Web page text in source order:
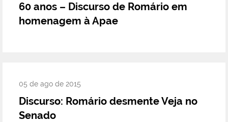
60 anos – Discurso de Romário em
homenagem à Apae
05 de ago de 2015
Discurso: Romário desmente Veja no
Senado